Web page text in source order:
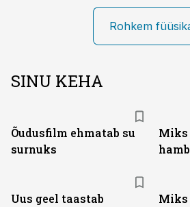
Rohkem
SINU KEHA
Õudusfilm ehmatab su
surnuks
Miks
Uus geel taastab
Miks